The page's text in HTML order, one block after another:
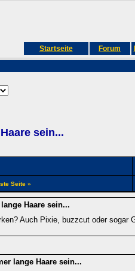
Startseite Forum
sein...
Seite »
Haare sein...
Auch Pixie, buzzcut oder sogar
lange Haare sein...